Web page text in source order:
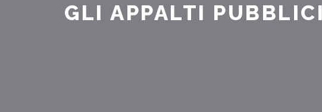
GLI APPALTI